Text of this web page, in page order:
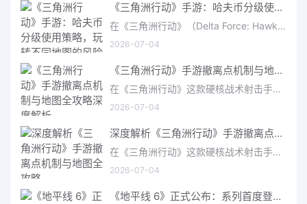
《三角洲行动》手游：哈夫币分级使用策略，玩转不同地图的风险与回报
在《三角洲行动》（Delta Force: Hawk Ops）“烽火地带”模式中，地图被划分为“普通”、“机密”和“绝密”三个
2026-07-04
《三角洲行动》手游撤离点机制与地图全攻略深度解析
在《三角洲行动》这款硬核战术射击手游中，撤离是每位干员行动的核心目标。无论你在战场中搜刮了多少高价值物
2026-07-04
深度解析《三角洲行动》手游撤离点机制与地图全攻略
在《三角洲行动》这款硬核战术射击手游中，撤离是每位干员行动的核心目标。无论你在战场中搜刮了多少高价值物
2026-07-04
《地平线 6》正式公布：系列首度登陆亚洲，日本嘉年华即将启幕